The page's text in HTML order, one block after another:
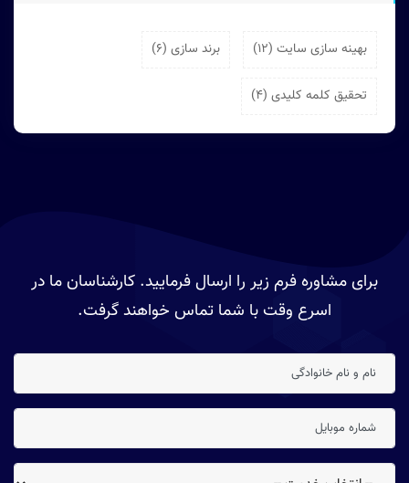
بهینه سازی سایت (12) برند سازی (6)
تحقیق کلمه کلیدی (4)
برای مشاوره فرم زیر را ارسال فرمایید. کارشناسان ما در
اسرع وقت با شما تماس خواهند گرفت.